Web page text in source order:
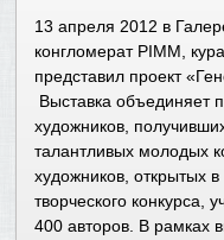
13 апреля 2012 в
конгломерат PIMM,
представил проект
Выставка объединяет
художников,
талантливых молодых
художников, открытых
творческого конкурса,
400 авторов. В рамках